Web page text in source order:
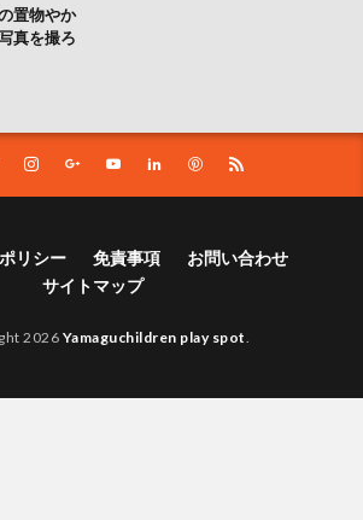
置物やか
真を撮ろ
リシー 免責事項
お問い合わせ
サイトマップ
2026 Yamaguchildren play spot.